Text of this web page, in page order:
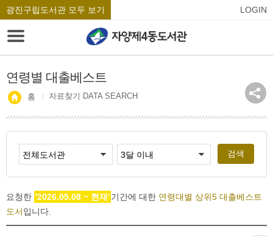
광진구립도서관 모두 보기 LOGIN
연령별 대출베스트
홈 자료찾기 DATA SEARCH
검색
요청한 '2026.05.08 ~ 현재'기간에 대한 연령대별 상위5 대출베스트
도서입니다.